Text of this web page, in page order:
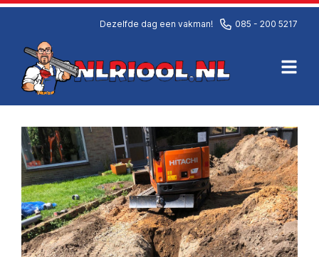
Dezelfde dag een vakman! 085 - 200 5217